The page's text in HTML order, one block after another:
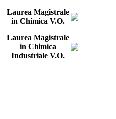
Laurea Magistrale
in Chimica V.O.
Laurea Magistrale
in Chimica
Industriale V.O.